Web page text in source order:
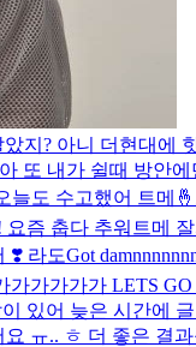
지? 아니 더현대에
내가 쉴때 방안
늘도 수고했어 트메🤞
요즘 춥다 추워 트메
❣️ 라도Got
가가가가 LETS
있어 늦은 시간에
ㅠ.. ㅎ 더 좋은